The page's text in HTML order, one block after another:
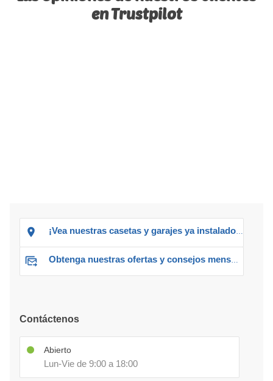
en Trustpilot
¡Vea nuestras casetas y garajes ya instalados!
Obtenga nuestras ofertas y consejos mensuales
Contáctenos
Abierto
Lun-Vie de 9:00 a 18:00